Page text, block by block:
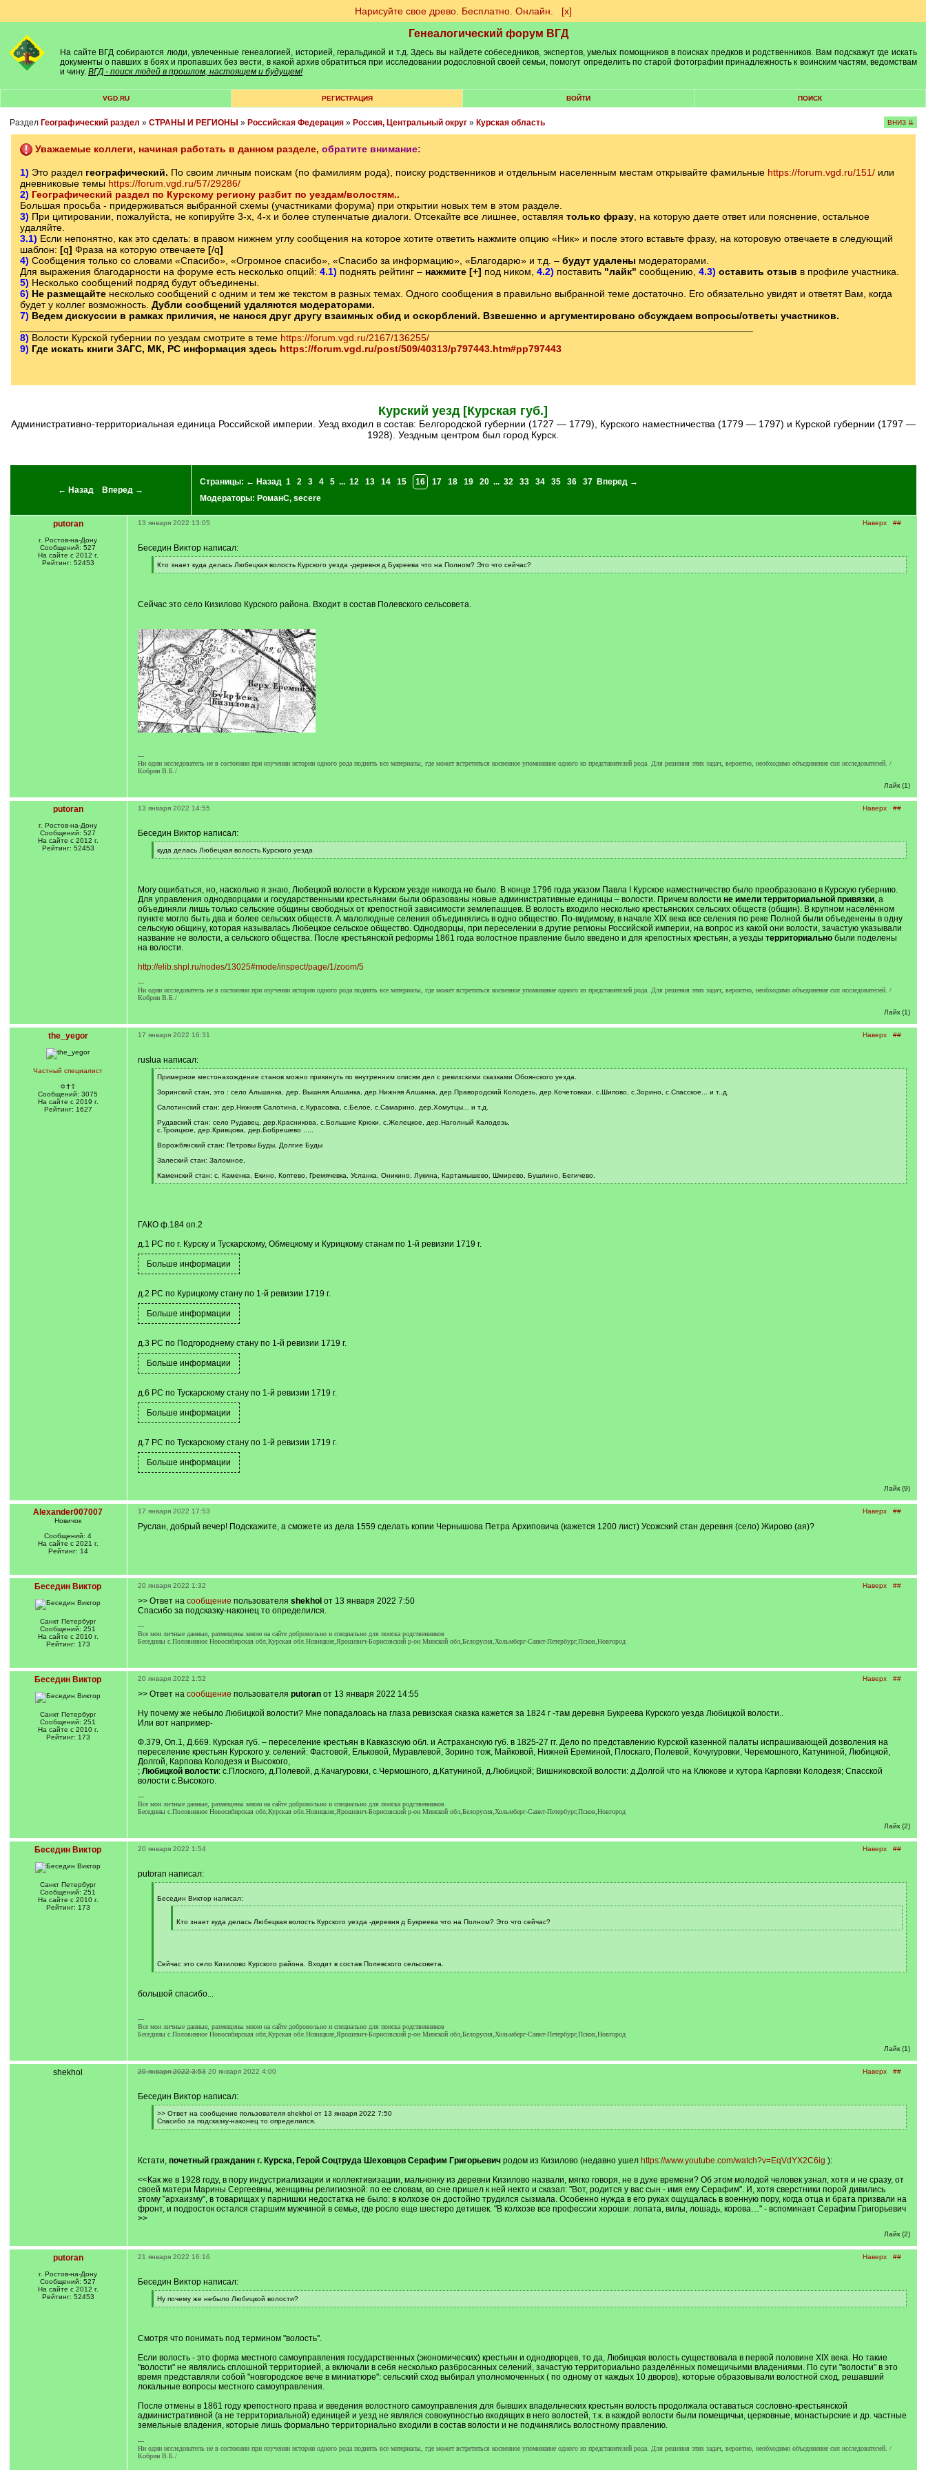
Нарисуйте свое древо. Бесплатно. Онлайн. [х]
Генеалогический форум ВГД
На сайте ВГД собираются люди, увлеченные генеалогией, историей, геральдикой и т.д. Здесь вы найдете собеседников, экспертов, умелых помощников в поисках предков и родственников. Вам подскажут где искать
документы о павших в боях и пропавших без вести, в какой архив обратиться при исследовании родословной своей семьи, помогут определить по старой фотографии принадлежность к воинским частям, ведомствам
и чину. ВГД - поиск людей в прошлом, настоящем и будущем!
VGD.RU РЕГИСТРАЦИЯ ВОЙТИ ПОИСК
Раздел Географический раздел » СТРАНЫ И РЕГИОНЫ » Российская Федерация» Россия, Центральный округ» Курская область ВНИЗ ⇊
Уважаемые коллеги, начиная работать в данном разделе, обратите внимание:
1) Это раздел географический. По своим личным поискам (по фамилиям рода), поиску родственников и отдельным населенным местам открывайте фамильные https://forum.vgd.ru/151/или
дневниковые темы https://forum.vgd.ru/57/29286/
2) Географический раздел по Курскому региону разбит по уездам/волостям..
Большая просьба - придерживаться выбранной схемы (участниками форума) при открытии новых тем в этом разделе.
3) При цитировании, пожалуйста, не копируйте 3-х, 4-х и более ступенчатые диалоги. Отсекайте все лишнее, оставляя только фразу, на которую даете ответ или пояснение, остальное
удаляйте.
3.1) Если непонятно, как это сделать: в правом нижнем углу сообщения на которое хотите ответить нажмите опцию «Ник» и после этого вставьте фразу, на которовую отвечаете в следующий
шаблон: [q] Фраза на которую отвечаете [/q]
4) Сообщения только со словами «Спасибо», «Огромное спасибо», «Спасибо за информацию», «Благодарю» и т.д. – будут удалены модераторами.
Для выражения благодарности на форуме есть несколько опций: 4.1) поднять рейтинг – нажмите [+] под ником, 4.2) поставить "лайк" сообщению, 4.3) оставить отзыв в профиле участника.
5) Несколько сообщений подряд будут объединены.
6) Не размещайтенесколько сообщений с одним и тем же текстом в разных темах. Одного сообщения в правильно выбранной теме достаточно. Его обязательно увидят и ответят Вам, когда
будет у коллег возможность. Дубли сообщений удаляются модераторами.
7) Ведем дискуссии в рамках приличия, не нанося друг другу взаимных обид и оскорблений. Взвешенно и аргументировано обсуждаем вопросы/ответы участников.
8) Волости Курской губернии по уездам смотрите в теме https://forum.vgd.ru/2167/136255/
9) Где искать книги ЗАГС, МК, РС информация здесь https://forum.vgd.ru/post/509/40313/p797443.htm#pp797443
Курский уезд [Курская губ.]
Административно-территориальная единица Российской империи. Уезд входил в состав: Белгородской губернии (1727 — 1779), Курского наместничества (1779 — 1797) и Курской губернии (1797 —
1928). Уездным центром был город Курск.
← Назад Вперед →
Страницы: ← Назад 1 2 3 4 5 ... 12 13 14 15 16 17 18 19 20 ... 32 33 34 35 36 37
Вперед →
Модераторы: РоманС, secere
putoran
г. Ростов-на-Дону
Сообщений: 527
На сайте с 2012 г.
Рейтинг: 52453
Наверх ##
13 января 2022 13:05
Беседин Виктор написал:
[
q
Кто знает куда делась Любецкая волость Курского уезда -деревня д Букреева что на Полном? Это что сейчас?
[
Сейчас это село Кизилово Курского района. Входит в состав Полевского сельсовета.
---
Ни один исследователь не в состоянии при изучении истории одного рода поднять все материалы, где может встретиться косвенное упоминание одного из представителей рода. Для решения этих задач, вероятно, необходимо объединение сил исследователей. /
Кобрин В.Б./
Лайк (1)
putoran
г. Ростов-на-Дону
Сообщений: 527
На сайте с 2012 г.
Рейтинг: 52453
Наверх ##
13 января 2022 14:55
Беседин Виктор написал:
[
q
куда делась Любецкая волость Курского уезда
[
Могу ошибаться, но, насколько я знаю, Любецкой волости в Курском уезде никогда не было. В конце 1796 года указом Павла I Курское наместничество было преобразовано в Курскую губернию.
Для управления однодворцами и государственными крестьянами были образованы новые административные единицы – волости. Причем волости не имели территориальной привязки, а
объединяли лишь только сельские общины свободных от крепостной зависимости землепашцев. В волость входило несколько крестьянских сельских обществ (общин). В крупном населённом
пункте могло быть два и более сельских обществ. А малолюдные селения объединялись в одно общество. По-видимому, в начале XIX века все селения по реке Полной были объеденены в одну
сельскую общину, которая называлась Любецкое сельское общество. Однодворцы, при переселении в другие регионы Российской империи, на вопрос из какой они волости, зачастую указывали
название не волости, а сельского общества. После крестьянской реформы 1861 года волостное правление было введено и для крепостных крестьян, а уезды территориальнобыли поделены
на волости.
http://elib.shpl.ru/nodes/13025#mode/inspect/page/1/zoom/5
---
Ни один исследователь не в состоянии при изучении истории одного рода поднять все материалы, где может встретиться косвенное упоминание одного из представителей рода. Для решения этих задач, вероятно, необходимо объединение сил исследователей. /
Кобрин В.Б./
Лайк (1)
the_yegor
Частный специалист
✡✝☦
Сообщений: 3075
На сайте с 2019 г.
Рейтинг: 1627
Наверх ##
17 января 2022 16:31
ruslua написал:
[
]
Примерное местонахождение станов можно прикинуть по внутренним описям дел с ревизскими сказками Обоянского уезда.
Зоринский стан, это : село Альшанка, дер. Вышняя Алшанка, дер.Нижняя Алшанка, дер.Правородский Колодезь, дер.Кочетовкаи, с.Шипово, с.Зорино, с.Спасское... и т..д.
Салотинский стан: дер.Нижняя Салотина, с.Курасовка, с.Белое, с.Самарино, дер.Хомутцы... и т.д.
Рудавский стан: село Рудавец, дер.Красникова, с.Большие Крюки, с.Желецкое, дер.Наголный Калодезь,
с.Троицкое, дер.Кривцова, дер.Бобрешево .....
Ворожбянский стан: Петровы Буды, Долгие Буды
Залеский стан: Заломное,
Каменский стан: с. Каменка, Екино, Коптево, Гремячевка, Усланка, Оникино, Лукина, Картамышево, Шмирево, Бушлино, Бегичево.
[
ГАКО ф.184 оп.2
д.1 РС по г. Курску и Тускарскому, Обмецкому и Курицкому станам по 1-й ревизии 1719 г.
д.2 РС по Курицкому стану по 1-й ревизии 1719 г.
д.3 РС по Подгороднему стану по 1-й ревизии 1719 г.
д.6 РС по Тускарскому стану по 1-й ревизии 1719 г.
д.7 РС по Тускарскому стану по 1-й ревизии 1719 г.
Лайк (9)
Alexander007007
Новичок
Сообщений: 4
На сайте с 2021 г.
Рейтинг: 14
Наверх ##
17 января 2022 17:53
Руслан, добрый вечер! Подскажите, а сможете из дела 1559 сделать копии Чернышова Петра Архиповича (кажется 1200 лист) Усожский стан деревня (село) Жирово (ая)?
Беседин Виктор
Санкт Петербург
Сообщений: 251
На сайте с 2010 г.
Рейтинг: 173
Наверх ##
20 января 2022 1:32
>> Ответ на сообщение пользователя shekhol от 13 января 2022 7:50
Спасибо за подсказку-наконец то определился.
---
Все мои личные данные, размещены мною на сайте добровольно и специально для поиска родственников
Беседины с.Половинное Новосибирская обл,Курская обл.Новицкие,Ярошевич-Борисовский р-он Минской обл,Белорусия,Хольмберг-Санкт-Петербург,Псков,Новгород
Беседин Виктор
Санкт Петербург
Сообщений: 251
На сайте с 2010 г.
Рейтинг: 173
Наверх ##
20 января 2022 1:52
>> Ответ на сообщение пользователя putoranот 13 января 2022 14:55
Ну почему же небыло Любицкой волости? Мне попадалоась на глаза ревизская сказка кажется за 1824 г -там деревня Букреева Курского уезда Любицкой волости..
Или вот например-
Ф.379, Оп.1, Д.669. Курская губ. – переселение крестьян в Кавказскую обл. и Астраханскую губ. в 1825-27 гг. Дело по представлению Курской казенной палаты испрашивающей дозволения на
переселение крестьян Курского у. селений: Фастовой, Ельковой, Муравлевой, Зорино тож, Майковой, Нижней Ереминой, Плоскаго, Полевой, Кочугуровки, Черемошного, Катуниной, Любицкой,
Долгой, Карпова Колодезя и Высокого,
; Любицкой волости: с.Плоского, д.Полевой, д.Качагуровки, с.Чермошного, д.Катуниной, д.Любицкой; Вишниковской волости: д.Долгой что на Клюкове и хутора Карповки Колодезя; Спасской
волости с.Высокого.
---
Все мои личные данные, размещены мною на сайте добровольно и специально для поиска родственников
Беседины с.Половинное Новосибирская обл,Курская обл.Новицкие,Ярошевич-Борисовский р-он Минской обл,Белорусия,Хольмберг-Санкт-Петербург,Псков,Новгород
Лайк (2)
Беседин Виктор
Санкт Петербург
Сообщений: 251
На сайте с 2010 г.
Рейтинг: 173
Наверх ##
20 января 2022 1:54
putoran написал:
q
Беседин Виктор написал:
q
]
Кто знает куда делась Любецкая волость Курского уезда -деревня д Букреева что на Полном? Это что сейчас?
[
Сейчас это село Кизилово Курского района. Входит в состав Полевского сельсовета.
[
]
большой спасибо...
---
Все мои личные данные, размещены мною на сайте добровольно и специально для поиска родственников
Беседины с.Половинное Новосибирская обл,Курская обл.Новицкие,Ярошевич-Борисовский р-он Минской обл,Белорусия,Хольмберг-Санкт-Петербург,Псков,Новгород
Лайк (1)
shekhol Наверх ##
20 января 2022 3:53 20 января 2022 4:00
Беседин Виктор написал:
[
q
]
>> Ответ на сообщение пользователя shekhol от 13 января 2022 7:50
Спасибо за подсказку-наконец то определился.
[
Кстати, почетный гражданин г. Курска, Герой Соцтруда Шеховцов Серафим Григорьевичродом из Кизилово (недавно ушел https://www.youtube.com/watch?v=EqVdYX2C6ig ):
<<Как же в 1928 году, в пору индустриализации и коллективизации, мальчонку из деревни Кизилово назвали, мягко говоря, не в духе времени? Об этом молодой человек узнал, хотя и не сразу, от
своей матери Марины Сергеевны, женщины религиозной: по ее словам, во сне пришел к ней некто и сказал: "Вот, родится у вас сын - имя ему Серафим". И, хотя сверстники порой дивились
этому "архаизму", в товарищах у парнишки недостатка не было: в колхозе он достойно трудился сызмала. Особенно нужда в его руках ощущалась в военную пору, когда отца и брата призвали на
фронт, и подросток остался старшим мужчиной в семье, где росло еще шестеро детишек. "В колхозе все профессии хороши: лопата, вилы, лошадь, корова…" - вспоминает Серафим Григорьевич
>>
Лайк (2)
putoran
г. Ростов-на-Дону
Сообщений: 527
На сайте с 2012 г.
Рейтинг: 52453
Наверх ##
21 января 2022 16:16
Беседин Виктор написал:
[
q
Ну почему же небыло Любицкой волости?
[
Смотря что понимать под термином "волость".
Если волость - это форма местного самоуправления государственных (экономических) крестьян и однодворцев, то да, Любицкая волость существовала в первой половине XIX века. Но такие
"волости" не являлись сплошной территорией, а включали в себя несколько разбросанных селений, зачастую территориально разделённых помещичьими владениями. По сути "волости" в это
время представляли собой "новгородское вече в миниатюре": сельский сход выбирал уполномоченных ( по одному от каждых 10 дворов), которые образовывали волостной сход, решавший
локальные вопросы местного самоуправления.
После отмены в 1861 году крепостного права и введения волостного самоуправления для бывших владельческих крестьян волость продолжала оставаться сословно-крестьянской
административной (а не территориальной) единицей и уезд не являлся совокупностью входящих в него волостей, т.к. в каждой волости были помещичьи, церковные, монастырские и др. частные
земельные владения, которые лишь формально территориально входили в состав волости и не подчинялись волостному правлению.
---
Ни один исследователь не в состоянии при изучении истории одного рода поднять все материалы, где может встретиться косвенное упоминание одного из представителей рода. Для решения этих задач, вероятно, необходимо объединение сил исследователей. /
Кобрин В.Б./